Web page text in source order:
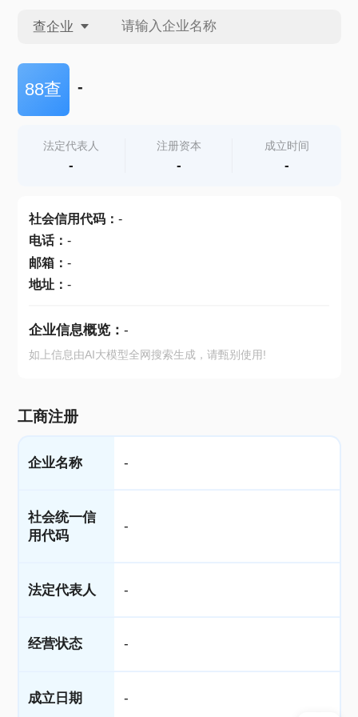
查企业
查企业
查产地
88查 -
法定代表人
-
注册资本
-
成立时间
-
社会信用代码： -
电话： -
邮箱： -
地址： -
企业信息概览： -
如上信息由AI大模型全网搜索生成，请甄别使用!
工商注册
企业名称 -
社会统一信
用代码
-
法定代表人 -
经营状态 -
成立日期 -